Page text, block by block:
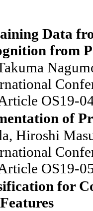
Data
from
OS19-
of
Hiroshi
OS19-
for